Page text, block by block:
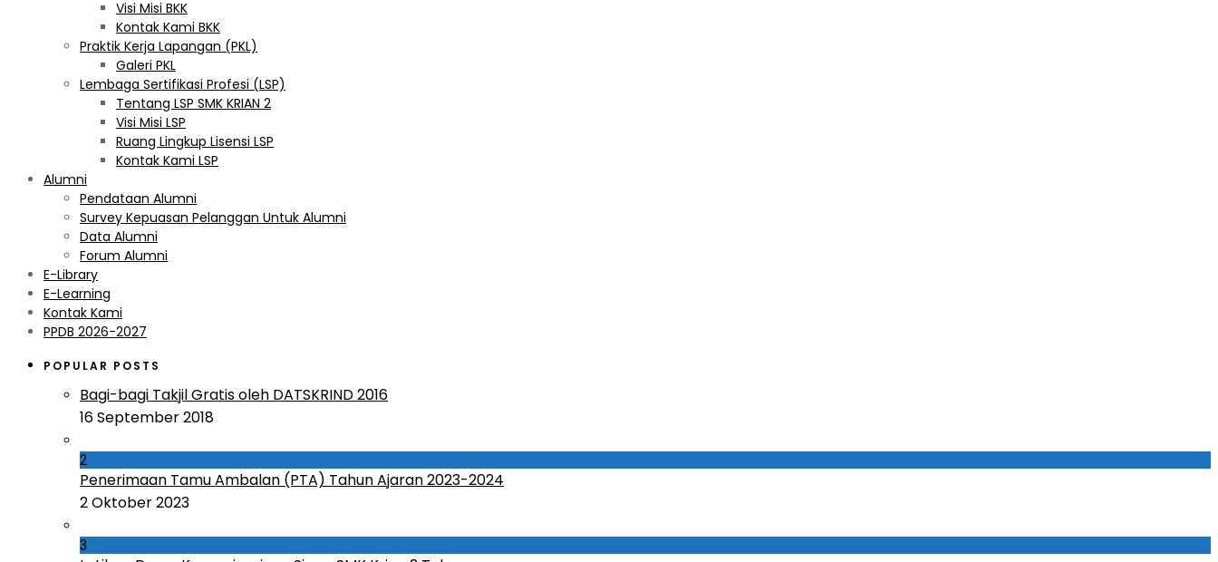
Visi Misi BKK
Kontak Kami BKK
Praktik Kerja Lapangan (PKL)
Galeri PKL
Lembaga Sertifikasi Profesi (LSP)
Tentang LSP SMK KRIAN 2
Visi Misi LSP
Ruang Lingkup Lisensi LSP
Kontak Kami LSP
Alumni
Pendataan Alumni
Survey Kepuasan Pelanggan Untuk Alumni
Data Alumni
Forum Alumni
E-Library
E-Learning
Kontak Kami
PPDB 2026-2027
POPULAR POSTS
Bagi-bagi Takjil Gratis oleh DATSKRIND 2016
16 September 2018
2
Penerimaan Tamu Ambalan (PTA) Tahun Ajaran 2023-2024
2 Oktober 2023
3